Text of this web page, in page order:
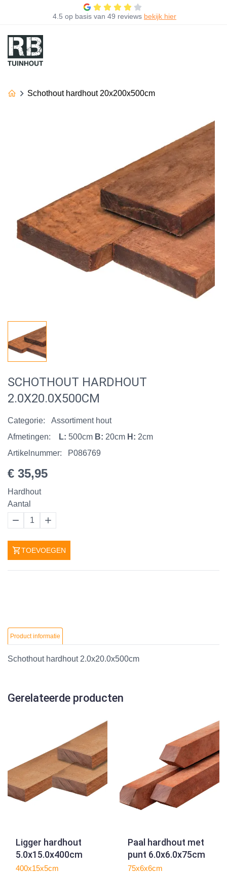
4.5 op basis van 49 reviews bekijk hier
Schothout hardhout 20x200x500cm
SCHOTHOUT HARDHOUT
2.0X20.0X500CM
Categorie:
Assortiment hout
Afmetingen:
L: 500cm B: 20cm H: 2cm
Artikelnummer:
P086769
€ 35,95
Hardhout
Aantal
1
TOEVOEGEN
Product informatie
Schothout hardhout 2.0x20.0x500cm
Gerelateerde producten
Ligger hardhout
5.0x15.0x400cm
400x15x5cm
Paal hardhout met
punt 6.0x6.0x75cm
75x6x6cm